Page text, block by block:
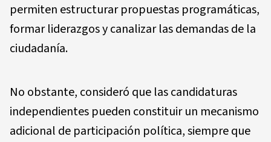
permiten estructurar propuestas programáticas,
formar liderazgos y canalizar las demandas de la
ciudadanía.
No obstante, consideró que las candidaturas
independientes pueden constituir un mecanismo
adicional de participación política, siempre que